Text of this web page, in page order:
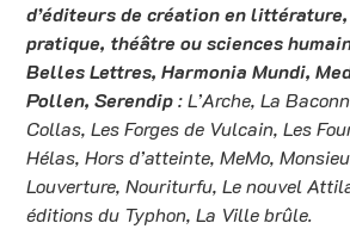
d’éditeurs de création en
pratique, théâtre ou sciences
Belles Lettres, Harmonia Mundi,
Pollen, Serendip:L’Arche, La
Collas, Les Forges de Vulcain, Les
Hélas, Hors d’atteinte, MeMo,
Louverture, Nouriturfu, Le nouvel
éditions du Typhon, La Ville brûle.